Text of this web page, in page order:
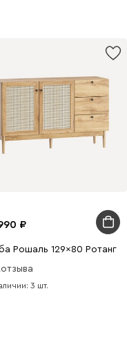
с зеркалом
Рошаль 129x80 Ротанг
отзыва
3 шт.